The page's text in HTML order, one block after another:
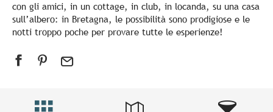
con gli amici, in un cottage, in club, in locanda, su una casa
sull’albero: in Bretagna, le possibilità sono prodigiose e le
notti troppo poche per provare tutte le esperienze!